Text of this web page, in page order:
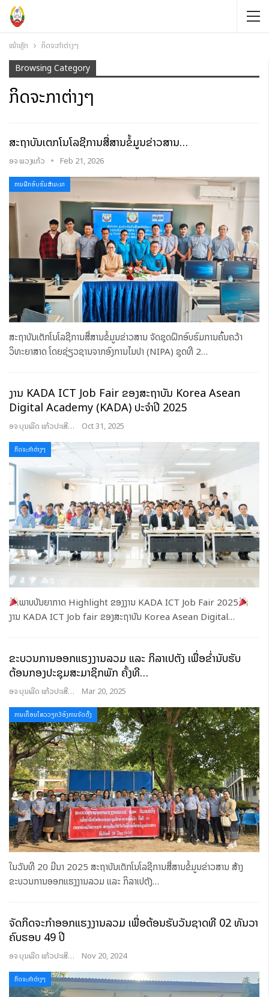
ໜ້າຫຼັກ ກິດຈະກຳຕ່າງໆ
Browsing Category
ກິດຈະກຳຕ່າງໆ
ສະຖາບັນເຕັກໂນໂລຊີການສື່ສານຂໍ້ມູນຂ່າວສານ…
ອຈ ພວງແກ້ວ Feb 21, 2026
ການຝຶກອົບຮົມສໍາມະນາ
ສະຖາບັນເຕັກໂນໂລຊີການສື່ສານຂໍ້ມູນຂ່າວສານ ຈັດຊຸດຝຶກອົບຮົມການຄົ້ນຄວ້າ
ວິທະຍາສາດ ໂດຍຊ່ຽວຊານຈາກອົງການໄນປາ (NIPA) ຊຸດທີ 2…
ງານ KADA ICT Job Fair ຂອງສະຖາບັນ Korea Asean
Digital Academy (KADA) ປະຈໍາປີ 2025
ອຈ ບຸນເລີດ ແກ້ວປະເສີດ Oct 31, 2025
ກິດຈະກຳຕ່າງໆ
ພາບບັນຍາກາດ Highlight ຂອງງານ KADA ICT Job Fair 2025
ງານ KADA ICT Job fair ຂອງສະຖາບັນ Korea Asean Digital…
ຂະບວນການອອກແຮງງານລວມ ແລະ ກິລາເປຕັງ ເພື່ອຂໍ່ານັບຮັບ
ຕ້ອນກອງປະຊຸມສະມາຊິກພັກ ຄັ້ງທີ…
ອຈ ບຸນເລີດ ແກ້ວປະເສີດ Mar 20, 2025
ການເຄື່ອນໄຫວວຽກ3ອົງການຈັດຕັ້ງ
ໃນວັນທີ 20 ມີນາ 2025 ສະຖາບັນເຕັກໂນໂລຊີການສື່ສານຂໍ້ມູນຂ່າວສານ ສ້າງ
ຂະບວນການອອກແຮງງານລວມ ແລະ ກິລາເປຕັງ…
ຈັດກິດຈະກໍາອອກແຮງງານລວມ ເພື່ອຕ້ອນຮັບວັນຊາດທີ 02 ທັນວາ
ຄົບຮອບ 49 ປີ
ອຈ ບຸນເລີດ ແກ້ວປະເສີດ Nov 20, 2024
ກິດຈະກຳຕ່າງໆ